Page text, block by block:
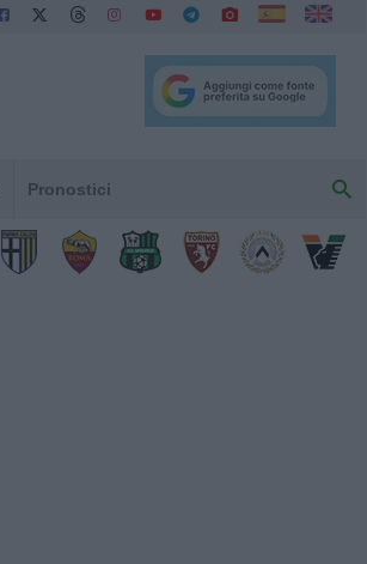
Pronostici